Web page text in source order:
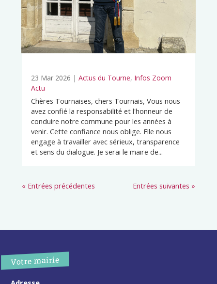
23 Mar 2026 | Actus du Tourne, Infos Zoom
Actu
Chères Tournaises, chers Tournais, Vous nous
avez confié la responsabilité et l'honneur de
conduire notre commune pour les années à
venir. Cette confiance nous oblige. Elle nous
engage à travailler avec sérieux, transparence
et sens du dialogue. Je serai le maire de...
« Entrées précédentes Entrées suivantes »
Votre mairie